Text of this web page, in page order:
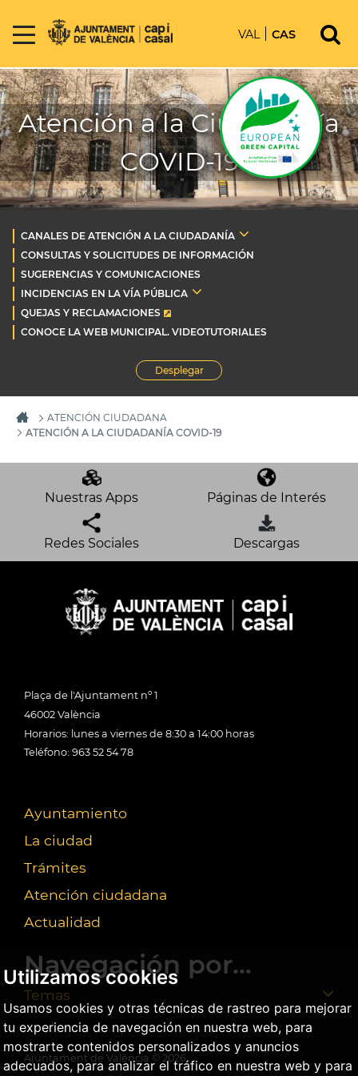
Utilizamos cookies
Usamos cookies y otras técnicas de rastreo para mejorar
tu experiencia de navegación en nuestra web, para
mostrarte contenidos personalizados y anuncios
adecuados, para analizar el tráfico en nuestra web y para
VAL CAS
Atención a la Ciudadanía
COVID-19
CANALES DE ATENCIÓN A LA CIUDADANÍA
CONSULTAS Y SOLICITUDES DE INFORMACIÓN
SUGERENCIAS Y COMUNICACIONES
INCIDENCIAS EN LA VÍA PÚBLICA
QUEJAS Y RECLAMACIONES
CONOCE LA WEB MUNICIPAL. VIDEOTUTORIALES
Desplegar
ATENCIÓN CIUDADANA
ATENCIÓN A LA CIUDADANÍA COVID-19
Nuestras Apps Páginas de Interés
Redes Sociales Descargas
Plaça de l'Ajuntament nº 1
46002 València
Horarios: lunes a viernes de 8:30 a 14:00 horas
Teléfono: 963 52 54 78
Ayuntamiento
La ciudad
Trámites
Atención ciudadana
Actualidad
Navegación por...
Temas
Ajuntament de València © 2026